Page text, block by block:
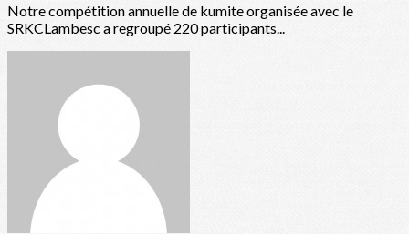
Notre compétition annuelle de kumite organisée avec le
SRKCLambesc a regroupé 220 participants...